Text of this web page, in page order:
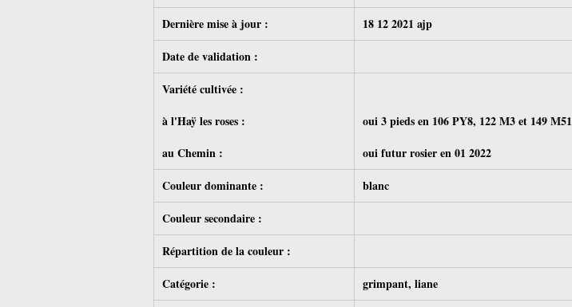
Dernière mise à jour :
18 12 2021 ajp
Date de validation :
Variété cultivée :
à l'Haÿ les roses :
au Chemin :
oui 3 pieds en 106 PY8, 122 M3 et 149 M51
oui futur rosier en 01 2022
Couleur dominante :
blanc
Couleur secondaire :
Répartition de la couleur :
Catégorie :
grimpant, liane